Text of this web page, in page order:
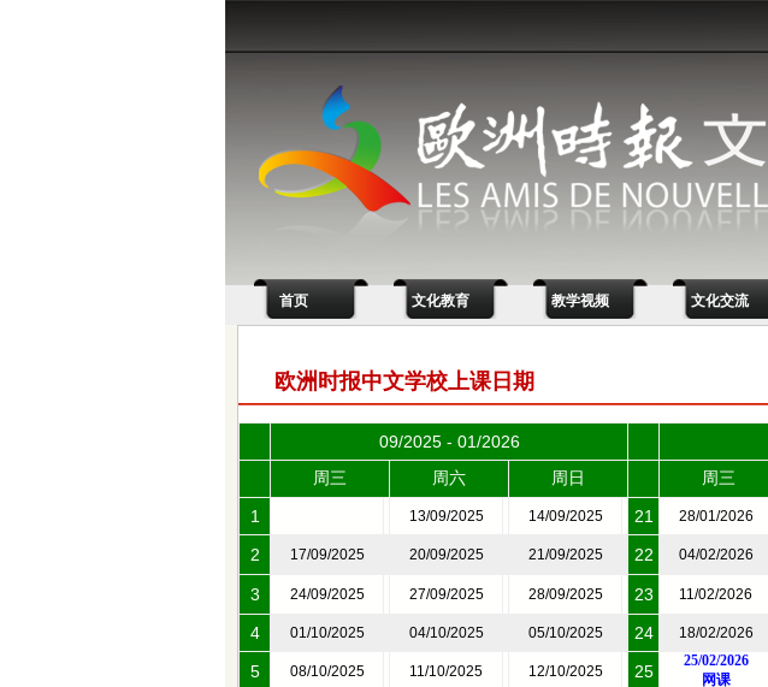
首页 文化教育 教学视频 文化交流
欧洲时报中文学校上课日期
09/2025 - 01/2026
周三
周六 周日 周三
1
13/09/2025 14/09/2025 21 28/01/2026
2 17/09/2025 20/09/2025 21/09/2025 22 04/02/2026
3 24/09/2025 27/09/2025 28/09/2025 23 11/02/2026
4 01/10/2025 04/10/2025 05/10/2025 24 18/02/2026
5 08/10/2025 11/10/2025 12/10/2025 25
25/02/2026
网课